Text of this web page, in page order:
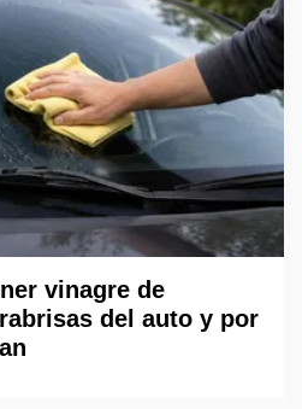
vinagre de
del auto y por